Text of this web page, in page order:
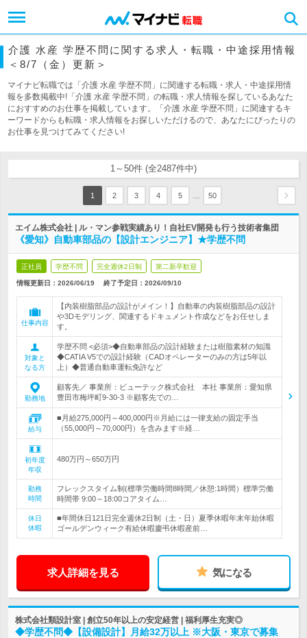
介護 水産 学歴不問に関する求人・転職・中途採用情報
＜8/7（金）更新＞
マイナビ転職では「介護 水産 学歴不問」に関連する転職・求人・中途採用情
報を多数掲載中!「介護 水産 学歴不問」の転職・求人情報を探しているあなた
におすすめのお仕事を掲載しています。「介護 水産 学歴不問」に関連するキ
ーワードからも転職・求人情報をお探しいただけるので、あなたにぴったりの
お仕事を見つけてみてください!
1～50件 (全2487件中)
1 2 3 4 5 50
エイム株式会社 | ル・マン参戦実績あり！自社EV開発も行う技術者集団
《愛知》自動車部品の【設計エンジニア】★学歴不問
正社員 学歴不問 完全週休2日制 第二新卒歓迎
情報更新日：2026/06/19 終了予定日： 2026/09/10
仕事内容
【内装樹脂部品の設計がメイン！】自動車の内装樹脂部品の設計
や3Dモデリング、関連するドキュメント作成などをお任せしま
す。
対象と
なる方
学歴不問 <必須>◆自動車部品の設計経験または樹脂素材の知識
◆CATIA V5での設計経験（CADオペレーターのみの方は5年以
上）◆普通自動車運転免許など
勤務地
顧客先／ 事業所：ビューテック株式会社 本社 事業所：愛知県
豊田市梅坪町9-30-3 ※顧客先での…
給与
■月給275,000円～400,000円※月給には一律支給の固定手当
（55,000円～70,000円）を含みます※経…
初年度
年収
480万円～650万円
勤務
時間
フレックスタイム制(標準労働時間8時間／休憩:1時間）標準労働
時間帯 9:00～18:00コアタイム…
休日
休暇
■年間休日121日完全週休2日制（土・日）夏季休暇年末年始休暇
ゴールデンウィーク有給休暇慶弔休暇産前…
求人詳細を見る 気になる
株式会社類設計室 | 創立50年以上の安定経営 | 福利厚生充実◎
◆学歴不問◆【設備設計】月給32万以上 ※大阪・東京で募集